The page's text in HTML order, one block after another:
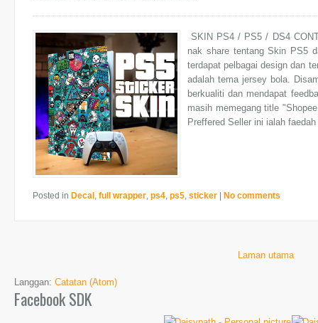
SKIN PS4 / PS5 / DS4
nak share tentang Skin PS5
terdapat pelbagai design dan
adalah tema jersey bola.
berkualiti dan mendapat
masih memegang title
Preffered Seller ini ialah
Posted in Decal , full wrapper, ps4, ps5, sticker No comments
Laman utama
Langgan: Catatan (Atom)
Facebook SDK